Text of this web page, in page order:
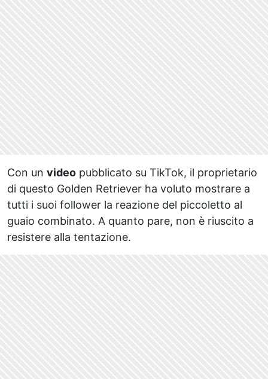
Con un video pubblicato su TikTok, il proprietario
di questo Golden Retriever ha voluto mostrare a
tutti i suoi follower la reazione del piccoletto al
guaio combinato. A quanto pare, non è riuscito a
resistere alla tentazione.